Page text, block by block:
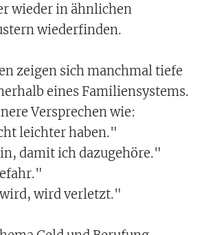
wieder in ähnlichen
wiederfinden.
zeigen sich manchmal tiefe
eines Familiensystems.
Versprechen wie:
leichter haben."
damit ich dazugehöre."
wird verletzt."